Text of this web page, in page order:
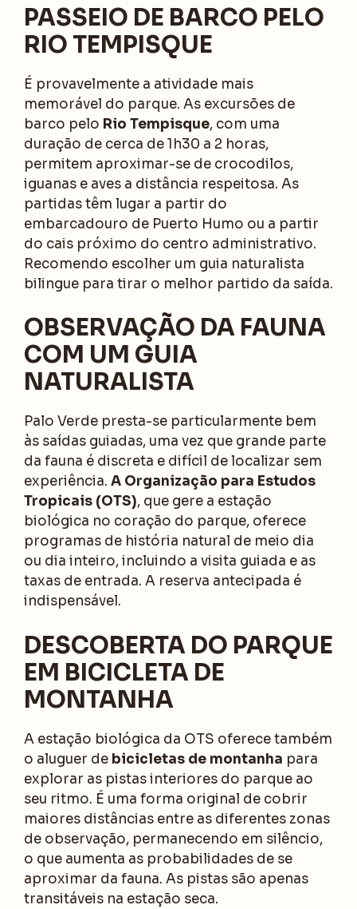
PASSEIO DE BARCO PELO
RIO TEMPISQUE
É provavelmente a atividade mais
memorável do parque. As excursões de
barco pelo Rio Tempisque, com uma
duração de cerca de 1h30 a 2 horas,
permitem aproximar-se de crocodilos,
iguanas e aves a distância respeitosa. As
partidas têm lugar a partir do
embarcadouro de Puerto Humo ou a partir
do cais próximo do centro administrativo.
Recomendo escolher um guia naturalista
bilingue para tirar o melhor partido da saída.
OBSERVAÇÃO DA FAUNA
COM UM GUIA
NATURALISTA
Palo Verde presta-se particularmente bem
às saídas guiadas, uma vez que grande parte
da fauna é discreta e difícil de localizar sem
experiência. A Organização para Estudos
Tropicais (OTS), que gere a estação
biológica no coração do parque, oferece
programas de história natural de meio dia
ou dia inteiro, incluindo a visita guiada e as
taxas de entrada. A reserva antecipada é
indispensável.
DESCOBERTA DO PARQUE
EM BICICLETA DE
MONTANHA
A estação biológica da OTS oferece também
o aluguer de bicicletas de montanha para
explorar as pistas interiores do parque ao
seu ritmo. É uma forma original de cobrir
maiores distâncias entre as diferentes zonas
de observação, permanecendo em silêncio,
o que aumenta as probabilidades de se
aproximar da fauna. As pistas são apenas
transitáveis na estação seca.